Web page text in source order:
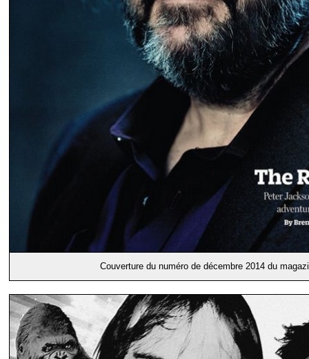
Couverture du numéro de décembre 2014 du